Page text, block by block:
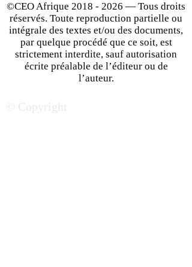
Agriculture en Afrique : un
multiples enjeux
©CEO Afrique 2018 - 2026 — Tous droits
réservés. Toute reproduction partielle ou
intégrale des textes et/ou des documents,
par quelque procédé que ce soit, est
strictement interdite, sauf autorisation
écrite préalable de l’éditeur ou de
l’auteur.
© Copyright